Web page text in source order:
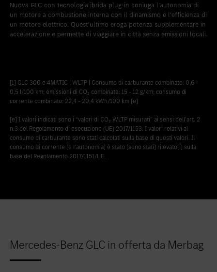
Nuova GLC con tecnologia ibrida plug-in coniuga l'autonomia di
un motore a combustione interna con il dinamismo e l'efficienza di
un motore elettrico. Quest'ultimo eroga potenza supplementare in
accelerazione e permette di viaggiare in città senza emissioni locali.
[1] GLC 300 e 4MATIC | WLTP | Consumo di carburante combinato: 0,6 -
0,5 l/100 km; emissioni di CO₂ combinate: 15 - 12 g/km; consumo di
corrente combinato: 22,4 - 20,4 kWh/100 km [e]
[e] I valori indicati sono i “valori di CO₂ WLTP misurati” ai sensi dell’art. 2
n.3 del Regolamento di esecuzione (UE) 2017/1153. I valori relativi al
consumo di carburante sono stati calcolati sulla base di questi valori. Il
consumo di corrente [e l'autonomia] è stato [sono stati] rilevato[i] sulla
base del Regolamento 2017/1151/UE.
Mercedes-Benz GLC in offerta da Merbag